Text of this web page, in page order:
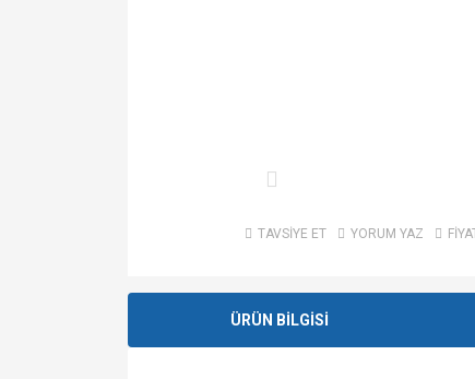
TAVSİYE ET YORUM YAZ
ÜRÜN BİLGİSİ